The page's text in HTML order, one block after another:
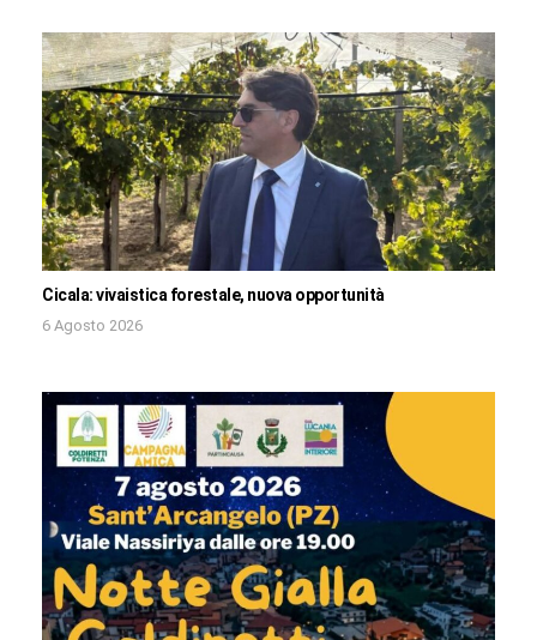
Cicala: vivaistica forestale, nuova opportunità
6 Agosto 2026